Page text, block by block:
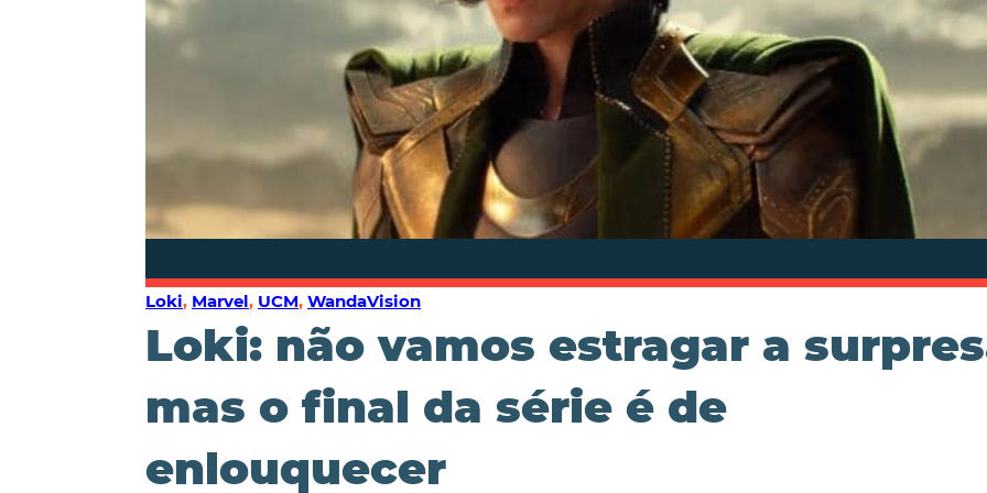
Loki, Marvel, UCM, WandaVision
Loki: não vamos estragar a
mas o final da série é de
enlouquecer